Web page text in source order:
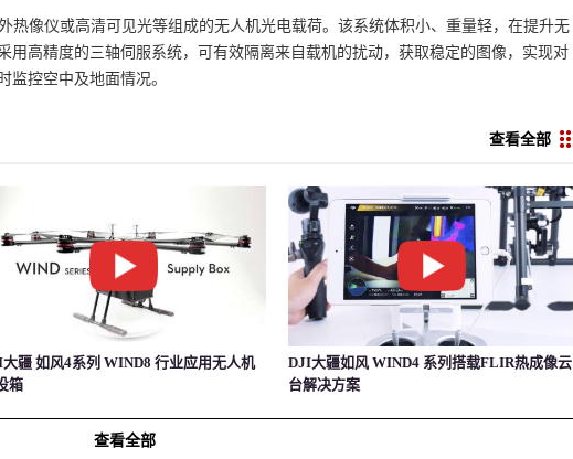
热像仪或高清可见光等组成的无人机光电载荷。该系统体积小、重量轻，在提升无
用高精度的三轴伺服系统，可有效隔离来自载机的扰动，获取稳定的图像，实现对
监控空中及地面情况。
查看全部
疆 如风4系列 WIND8 行业应用无人机
箱
DJI大疆如风 WIND4 系列搭载FLIR热成像云
台解决方案
查看全部